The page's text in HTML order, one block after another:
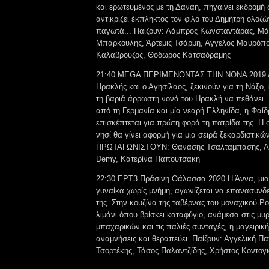
και ερωτευμένος με τη Δανάη, πηγαίνει
αντικρίζει έκπληκτος τον φίλο του Δημήτρη
παγωτά... Παίζουν: Λάμπρος Κωνσταντάρας,
Μπάρκουλης, Άρτεμις Τσάρμη, Αγγελος
Καλαβρούζος, Θόδωρος Κατσαδράμης
21:40 MEGA ΠΕΡΙΜΕΝΟΝΤΑΣ ΤΗΝ ΝΟΝΑ 2019
Ηρακλής και ο Αγησίλαος, ξεκινούν για τη
τη βαριά άρρωστη νονά του Ηρακλή να πεθάνει.
από τη Γερμανία και μία νεαρή Ελληνίδα, η
επισκέπτεται για πρώτη φορά τη πατρίδα της.
νησί θα γίνει αφορμή για μια σειρά
ΠΡΩΤΑΓΩΝΙΣΤΟΥΝ: Θανάσης Τσαλταμπάσης,
Demy, Κατερίνα Παπουτσάκη
22:30 ΕΡΤ3 Πράσινη Θάλασσα 2020 Η Άννα, μια
γυναίκα χωρίς μνήμη, αγωνίζεται να
της. Στην κουζίνα της ταβέρνας του μοναχικού
λιμάνι όπου βρίσκει καταφύγιο, ανάμεσα στις
μπαχαρικών και τις παλιές συνταγές, η
αναμνήσεις και θεραπεύει. Παίζουν: Αγγελική
Τσορτέκης, Τάσος Παλαντζίδης, Χρήστος